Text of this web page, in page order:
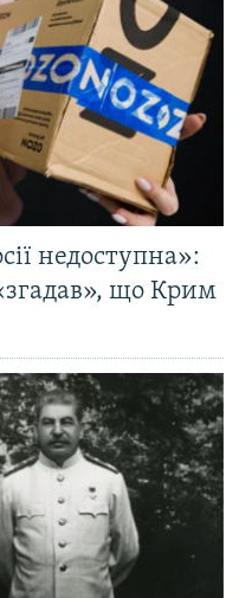
недоступна»:
що Крим